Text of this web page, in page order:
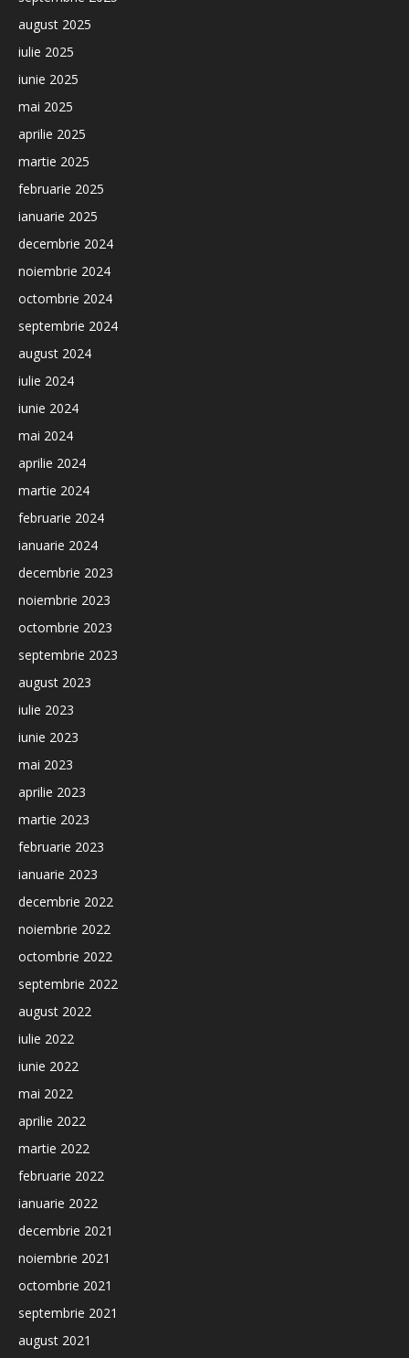
august 2025
iulie 2025
iunie 2025
mai 2025
aprilie 2025
martie 2025
februarie 2025
ianuarie 2025
decembrie 2024
noiembrie 2024
octombrie 2024
septembrie 2024
august 2024
iulie 2024
iunie 2024
mai 2024
aprilie 2024
martie 2024
februarie 2024
ianuarie 2024
decembrie 2023
noiembrie 2023
octombrie 2023
septembrie 2023
august 2023
iulie 2023
iunie 2023
mai 2023
aprilie 2023
martie 2023
februarie 2023
ianuarie 2023
decembrie 2022
noiembrie 2022
octombrie 2022
septembrie 2022
august 2022
iulie 2022
iunie 2022
mai 2022
aprilie 2022
martie 2022
februarie 2022
ianuarie 2022
decembrie 2021
noiembrie 2021
octombrie 2021
septembrie 2021
august 2021